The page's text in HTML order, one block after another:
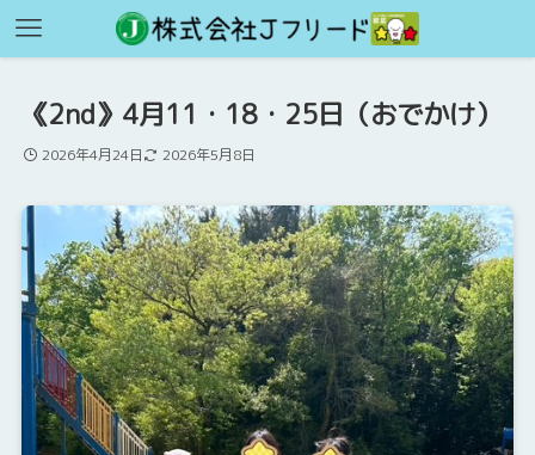
《2nd》4月11・18・25日（おでかけ）
2026年4月24日 2026年5月8日